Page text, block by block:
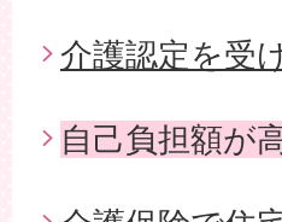
介護認定を受
自己負担額が